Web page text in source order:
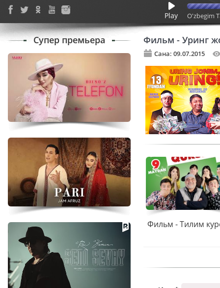
Play O'zbegim
Фильм - Уринг
Сана: 09.07.2015
Фильм - Тилим
Супер премьера